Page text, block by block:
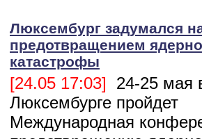
Люксембург задумался
предотвращением
катастрофы
[24.05 17:03] 24-25 мая
Люксембурге пройдет
Международная